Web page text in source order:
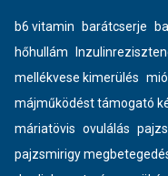
b6 vitamin barátcserje
hőhullám
mellékvese kimerülés
májműködést támogató
máriatövis ovulálás
pajzsmirigy